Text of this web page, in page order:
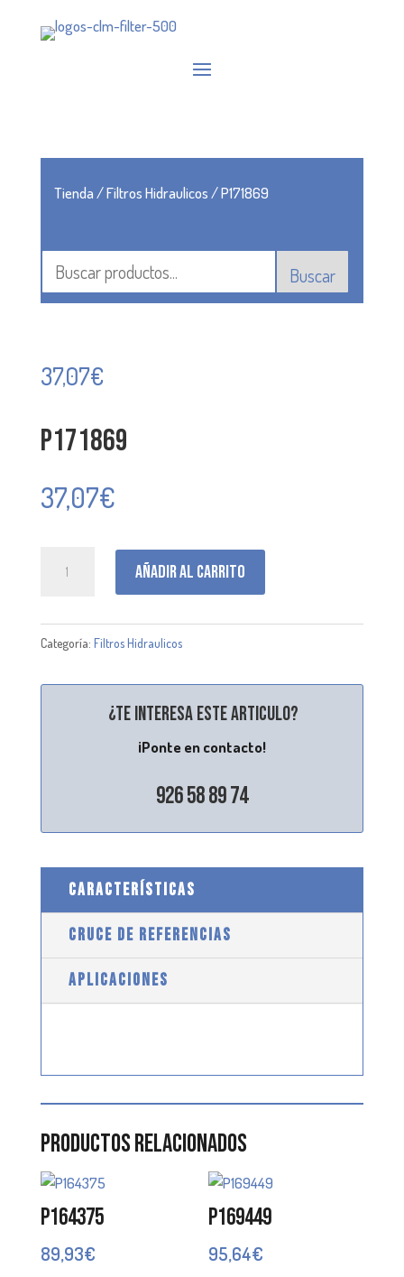
Tienda/Filtros Hidraulicos/ P171869
Buscar
37,07€
P171869
37,07€
Añadir al carrito
Categoría: Filtros Hidraulicos
¿Te interesa este articulo?
¡Ponte en contacto!
926 58 89 74
CARACTERÍSTICAS
CRUCE DE REFERENCIAS
APLICACIONES
Productos relacionados
P164375
89,93€
P169449
95,64€